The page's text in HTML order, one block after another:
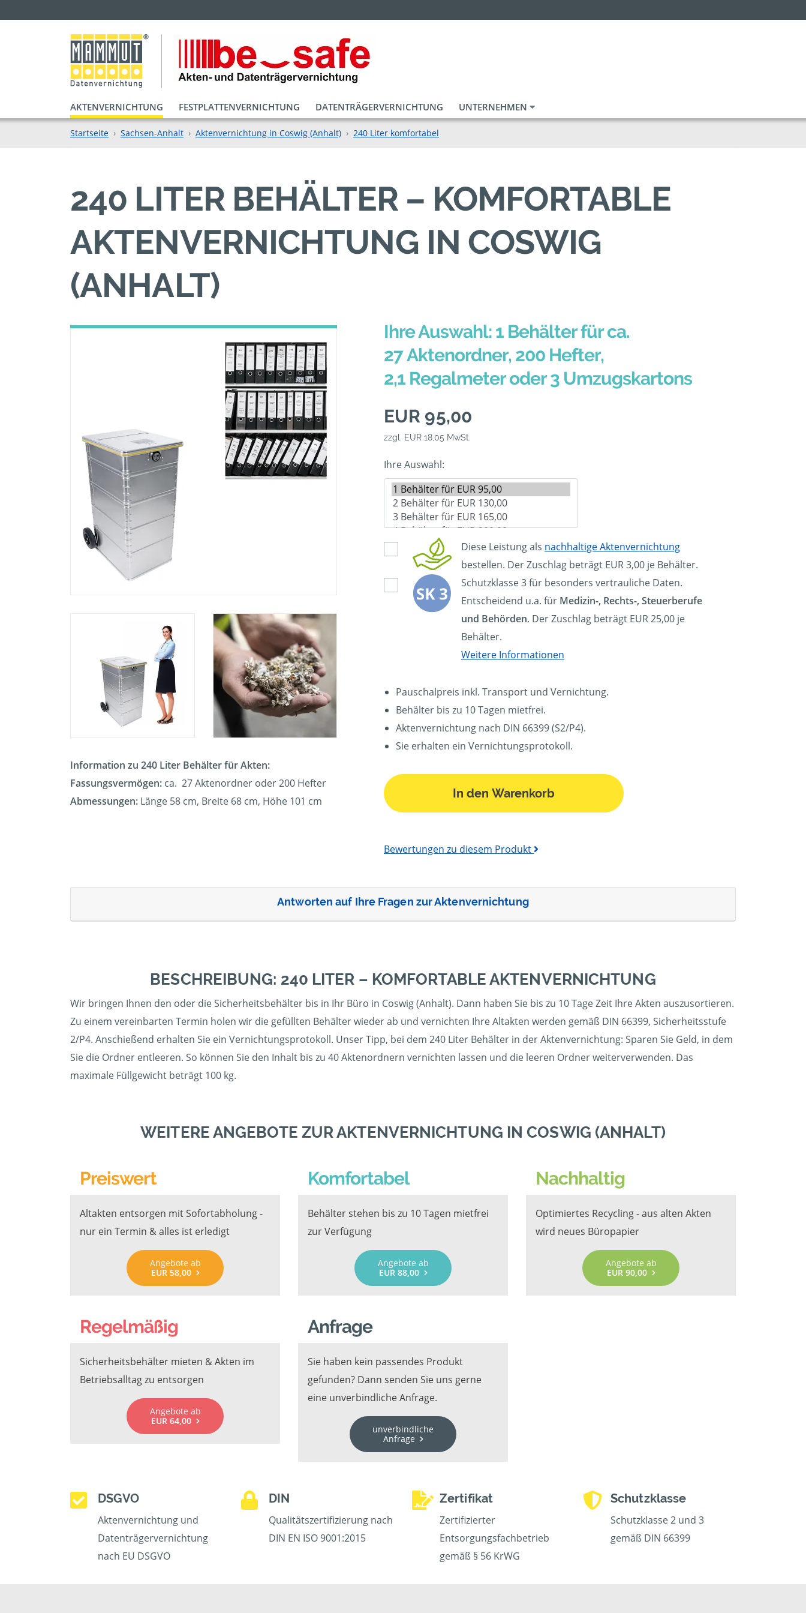
AKTENVERNICHTUNG FESTPLATTENVERNICHTUNG DATENTRÄGERVERNICHTUNG UNTERNEHMEN
Startseite Sachsen-Anhalt Aktenvernichtung in Coswig (Anhalt) 240 Liter komfortabel
240 LITER BEHÄLTER – KOMFORTABLE
AKTENVERNICHTUNG IN COSWIG
(ANHALT)
Information zu 240 Liter Behälter für Akten:
Fassungsvermögen: ca. 27 Aktenordner oder 200 Hefter
Abmessungen: Länge 58 cm, Breite 68 cm, Höhe 101 cm
Ihre Auswahl: 1 Behälter für ca.
27 Aktenordner, 200 Hefter,
2,1 Regalmeter oder 3 Umzugskartons
EUR 95,00
zzgl. EUR 18,05 MwSt.
Ihre Auswahl:
Diese Leistung als nachhaltige Aktenvernichtung
bestellen. Der Zuschlag beträgt EUR 3,00 je Behälter.
Schutzklasse 3 für besonders vertrauliche Daten.
Entscheidend u.a. für Medizin-, Rechts-, Steuerberufe
und Behörden. Der Zuschlag beträgt EUR 25,00 je
Behälter.
Weitere Informationen
Pauschalpreis inkl. Transport und Vernichtung.
Behälter bis zu 10 Tagen mietfrei.
Aktenvernichtung nach DIN 66399 (S2/P4).
Sie erhalten ein Vernichtungsprotokoll.
In den Warenkorb
Bewertungen zu diesem Produkt
Antworten auf Ihre Fragen zur Aktenvernichtung
BESCHREIBUNG: 240 LITER – KOMFORTABLE AKTENVERNICHTUNG
Wir bringen Ihnen den oder die Sicherheitsbehälter bis in Ihr Büro in Coswig (Anhalt). Dann haben Sie bis zu 10 Tage Zeit Ihre Akten auszusortieren.
Zu einem vereinbarten Termin holen wir die gefüllten Behälter wieder ab und vernichten Ihre Altakten werden gemäß DIN 66399, Sicherheitsstufe
2/P4. Anschießend erhalten Sie ein Vernichtungsprotokoll. Unser Tipp, bei dem 240 Liter Behälter in der Aktenvernichtung: Sparen Sie Geld, in dem
Sie die Ordner entleeren. So können Sie den Inhalt bis zu 40 Aktenordnern vernichten lassen und die leeren Ordner weiterverwenden. Das
maximale Füllgewicht beträgt 100 kg.
WEITERE ANGEBOTE ZUR AKTENVERNICHTUNG IN COSWIG (ANHALT)
Preiswert
Altakten entsorgen mit Sofortabholung -
nur ein Termin & alles ist erledigt
Angebote ab
EUR 58,00
Komfortabel
Behälter stehen bis zu 10 Tagen mietfrei
zur Verfügung
Angebote ab
EUR 88,00
Nachhaltig
Optimiertes Recycling - aus alten Akten
wird neues Büropapier
Angebote ab
EUR 90,00
Regelmäßig
Sicherheitsbehälter mieten & Akten im
Betriebsalltag zu entsorgen
Angebote ab
EUR 64,00
Anfrage
Sie haben kein passendes Produkt
gefunden? Dann senden Sie uns gerne
eine unverbindliche Anfrage.
unverbindliche
Anfrage
DSGVO
Aktenvernichtung und
Datenträgervernichtung
nach EU DSGVO
DIN
Qualitätszertifizierung nach
DIN EN ISO 9001:2015
Zertifikat
Zertifizierter
Entsorgungsfachbetrieb
gemäß § 56 KrWG
Schutzklasse
Schutzklasse 2 und 3
gemäß DIN 66399